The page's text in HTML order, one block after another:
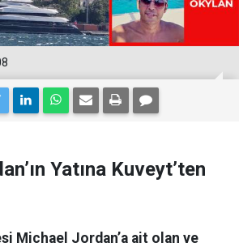
Yatına Kuveyt’ten
Michael Jordan’a ait olan ve